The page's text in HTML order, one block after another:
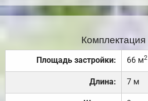
Комплектация
Площадь застройки: 66 м2
Длина: 7 м